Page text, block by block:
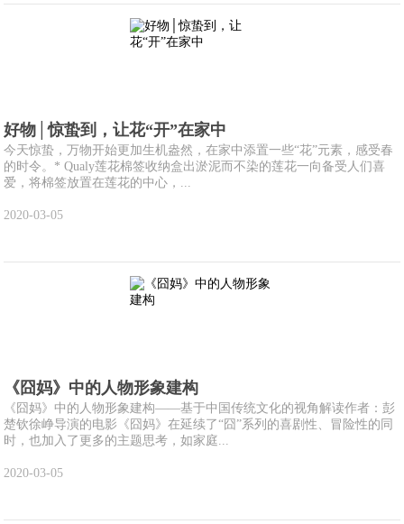
好物│惊蛰到，让花“开”在家中
今天惊蛰，万物开始更加生机盎然，在家中添置一些“花”元素，感受春
的时令。* Qualy莲花棉签收纳盒出淤泥而不染的莲花一向备受人们喜
爱，将棉签放置在莲花的中心，...
2020-03-05
《囧妈》中的人物形象建构
《囧妈》中的人物形象建构——基于中国传统文化的视角解读作者：彭
楚钦徐峥导演的电影《囧妈》在延续了“囧”系列的喜剧性、冒险性的同
时，也加入了更多的主题思考，如家庭...
2020-03-05